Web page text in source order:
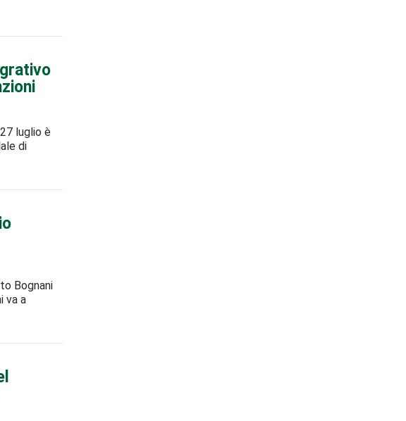
luglio è
di
Bognani
va a